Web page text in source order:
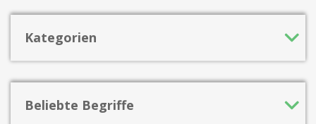
Kategorien
Beliebte Begriffe